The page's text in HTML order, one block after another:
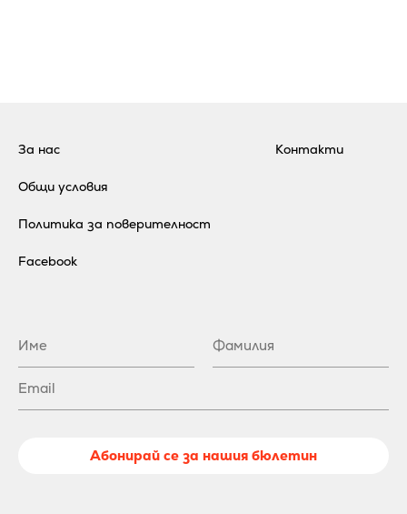
За нас
Общи условия
Политика за поверителност
Контакти
Facebook
Абонирай се за нашия бюлетин